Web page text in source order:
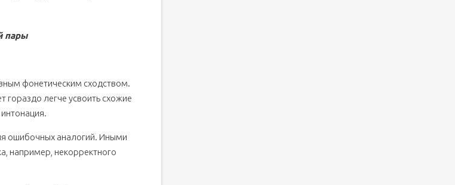
пары
фонетическим сходством.
гораздо легче усвоить схожие
ошибочных аналогий. Иными
например, некорректного